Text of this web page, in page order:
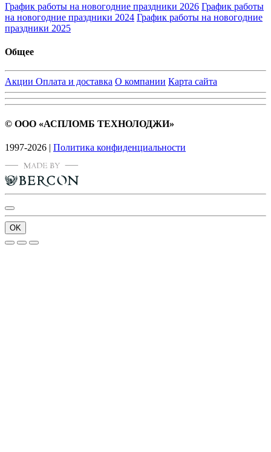
График работы на новогодние праздники 2026 График работы
на новогодние праздники 2024 График работы на новогодние
праздники 2025
Общее
Акции Оплата и доставка О компании Карта сайта
© ООО «АСПЛОМБ ТЕХНОЛОДЖИ»
1997-2026 | Политика конфиденциальности
OK